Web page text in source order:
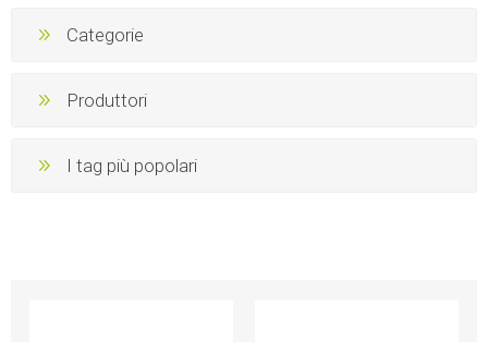
Categorie
Produttori
I tag più popolari